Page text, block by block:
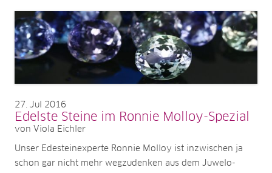
27 Jul 2016
Edelste Steine im Ronnie Molloy-Spezial
von Viola Eichler
Unser Edesteinexperte Ronnie Molloy ist inzwischen ja
schon gar nicht mehr wegzudenken aus dem Juwelo-